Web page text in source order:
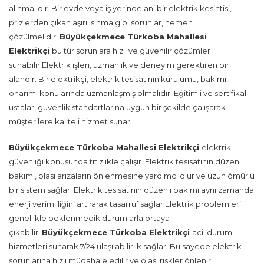
alınmalıdır. Bir evde veya iş yerinde ani bir elektrik kesintisi,
prizlerden çıkan aşırı ısınma gibi sorunlar, hemen
çözülmelidir. Büyükçekmece Türkoba Mahallesi
Elektrikçi bu tür sorunlara hızlı ve güvenilir çözümler
sunabilir.Elektrik işleri, uzmanlık ve deneyim gerektiren bir
alandır. Bir elektrikçi, elektrik tesisatının kurulumu, bakımı,
onarımı konularında uzmanlaşmış olmalıdır. Eğitimli ve sertifikalı
ustalar, güvenlik standartlarına uygun bir şekilde çalışarak
müşterilere kaliteli hizmet sunar.
Büyükçekmece Türkoba Mahallesi Elektrikçi elektrik
güvenliği konusunda titizlikle çalışır. Elektrik tesisatının düzenli
bakımı, olası arızaların önlenmesine yardımcı olur ve uzun ömürlü
bir sistem sağlar. Elektrik tesisatının düzenli bakımı aynı zamanda
enerji verimliliğini artırarak tasarruf sağlar.Elektrik problemleri
genellikle beklenmedik durumlarla ortaya
çıkabilir. Büyükçekmece Türkoba Elektrikçi acil durum
hizmetleri sunarak 7/24 ulaşılabilirlik sağlar. Bu sayede elektrik
sorunlarına hızlı müdahale edilir ve olası riskler önlenir.